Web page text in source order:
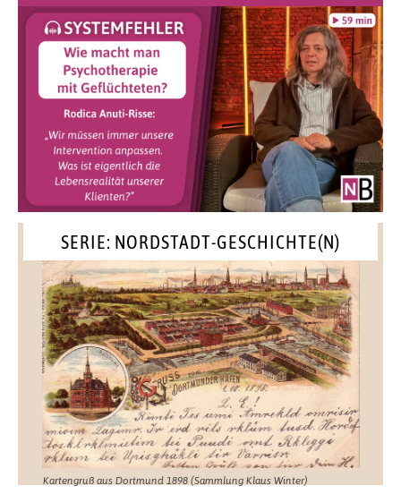
SERIE: NORDSTADT-GESCHICHTE(N)
Kartengruß aus Dortmund 1898 (Sammlung Klaus Winter)